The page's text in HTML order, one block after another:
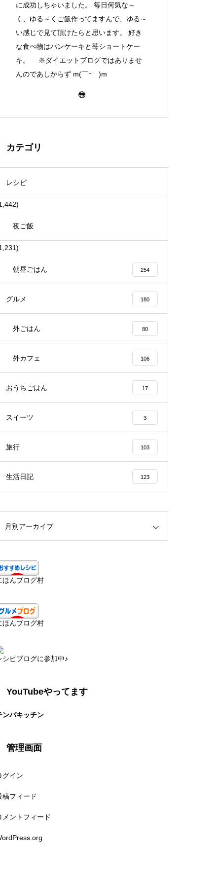
に成功しちゃいました。 毎日何気な～
く、ゆる～くご飯作ってますんで、ゆる～
い感じで見て頂けたらと思います。 好き
な食べ物はパンケーキと苺ショートケー
キ。 ※ダイエットブログではありませ
んのであしからず m(￣ｰ￣)m
カテゴリ
レシピ
夜ご飯
朝昼ごはん 254
グルメ 180
外ごはん 80
外カフェ 106
おうちごはん 17
スイーツ 3
旅行 103
生活日記 123
月別アーカイブ
ほんブログ村
ほんブログ村
シピブログに参加中♪
YouTubeやってます
ンパキッチン
管理画面
グイン
稿フィード
メントフィード